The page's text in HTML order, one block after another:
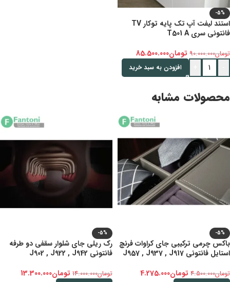
-5%
استند لیفت آپ تک پایه توکار TV
فانتونی سری T501 A
تومان90.000.000 تومان85.500.000
افزودن به سبد خرید
محصولات مشابه
-5%
باکس چرمی ترکیبی جای کراوات فرنچ
استایل فانتونی J957 , J937 , J917
تومان4.500.000 تومان4.275.000
-5%
رک ریلی جای شلوار سقفی دو طرفه
فانتونی J902 , J922 , J942
تومان14.000.000 تومان13.300.000